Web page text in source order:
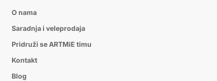
O nama
Saradnja i veleprodaja
Pridruži se ARTMiE timu
Kontakt
Blog